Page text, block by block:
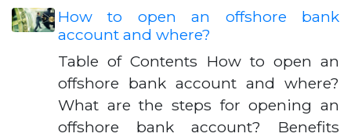
How to open an offshore bank
account and where?
Table of Contents How to open an
offshore bank account and where?
What are the steps for opening an
offshore bank account? Benefits